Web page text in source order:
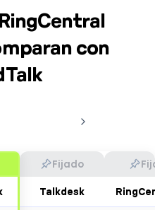
con
Fijado
Talkdesk